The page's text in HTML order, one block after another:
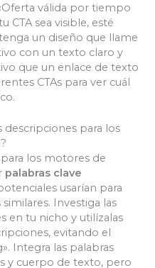
válida por tiempo
CTA sea visible, esté
un diseño que llame
con un texto claro y
que un enlace de texto
CTAs para ver cuál
para los
los motores de
palabras clave
usarían para
Investiga las
en tu nicho y utilízalas
evitando el
Integra las palabras
y cuerpo de texto, pero